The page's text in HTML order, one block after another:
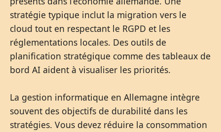
stratégie typique inclut la migration vers le
cloud tout en respectant le RGPD et les
réglementations locales. Des outils de
planification stratégique comme des tableaux de
bord AI aident à visualiser les priorités.
La gestion informatique en Allemagne intègre
souvent des objectifs de durabilité dans les
stratégies. Vous devez réduire la consommation